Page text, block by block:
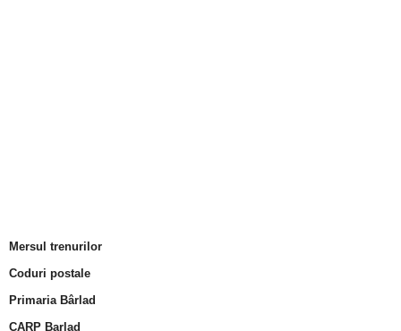
Mersul trenurilor
Coduri postale
Primaria Bârlad
CARP Barlad